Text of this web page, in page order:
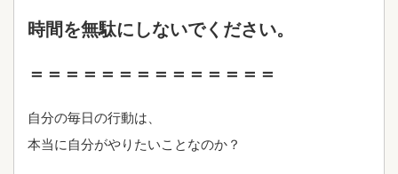
時間を無駄にしないでください。
＝＝＝＝＝＝＝＝＝＝＝＝＝＝
自分の毎日の行動は、
本当に自分がやりたいことなのか？